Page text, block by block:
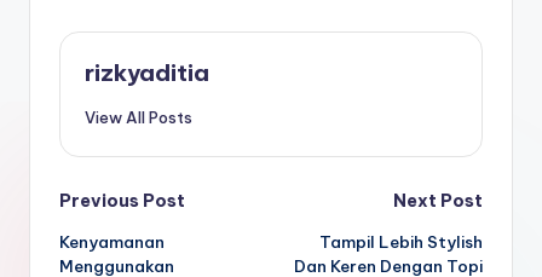
rizkyaditia
View All Posts
Post
navigation
Previous Post
Kenyamanan
Menggunakan
Next Post
Tampil Lebih Stylish
Dan Keren Dengan Topi